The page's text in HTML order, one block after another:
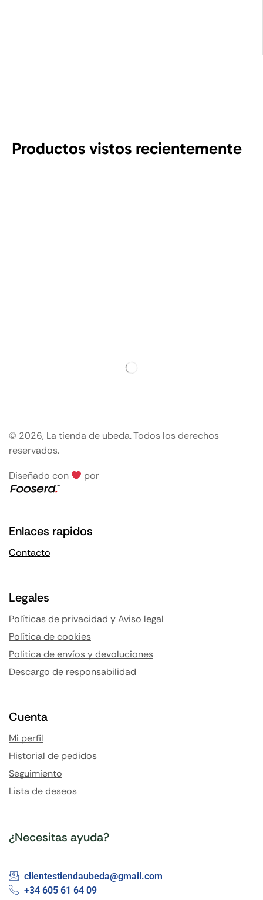
Productos vistos recientemente
© 2026, La tienda de ubeda. Todos los derechos
reservados.
Diseñado con por
Enlaces rapidos
Contacto
Legales
Políticas de privacidad y Aviso legal
Política de cookies
Politica de envíos y devoluciones
Descargo de responsabilidad
Cuenta
Mi perfil
Historial de pedidos
Seguimiento
Lista de deseos
¿Necesitas ayuda?
clientestiendaubeda@gmail.com
+34 605 61 64 09